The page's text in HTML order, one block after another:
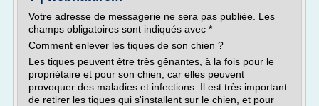
Votre adresse de messagerie ne sera pas publiée. Les
champs obligatoires sont indiqués avec *
Comment enlever les tiques de son chien ?
Les tiques peuvent être très gênantes, à la fois pour le
propriétaire et pour son chien, car elles peuvent
provoquer des maladies et infections. Il est très important
de retirer les tiques qui s'installent sur le chien, et pour